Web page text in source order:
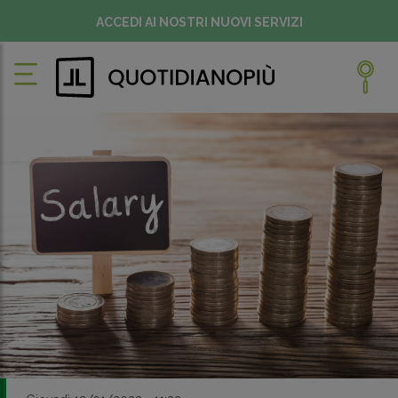
ACCEDI AI NOSTRI NUOVI SERVIZI